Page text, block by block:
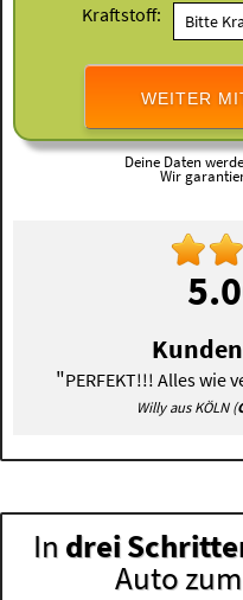
Kraftstoff:
WEITER
Deine Daten
Wir
"PERFEKT!!! Alles
Willy aus KÖLN (
In drei
Auto